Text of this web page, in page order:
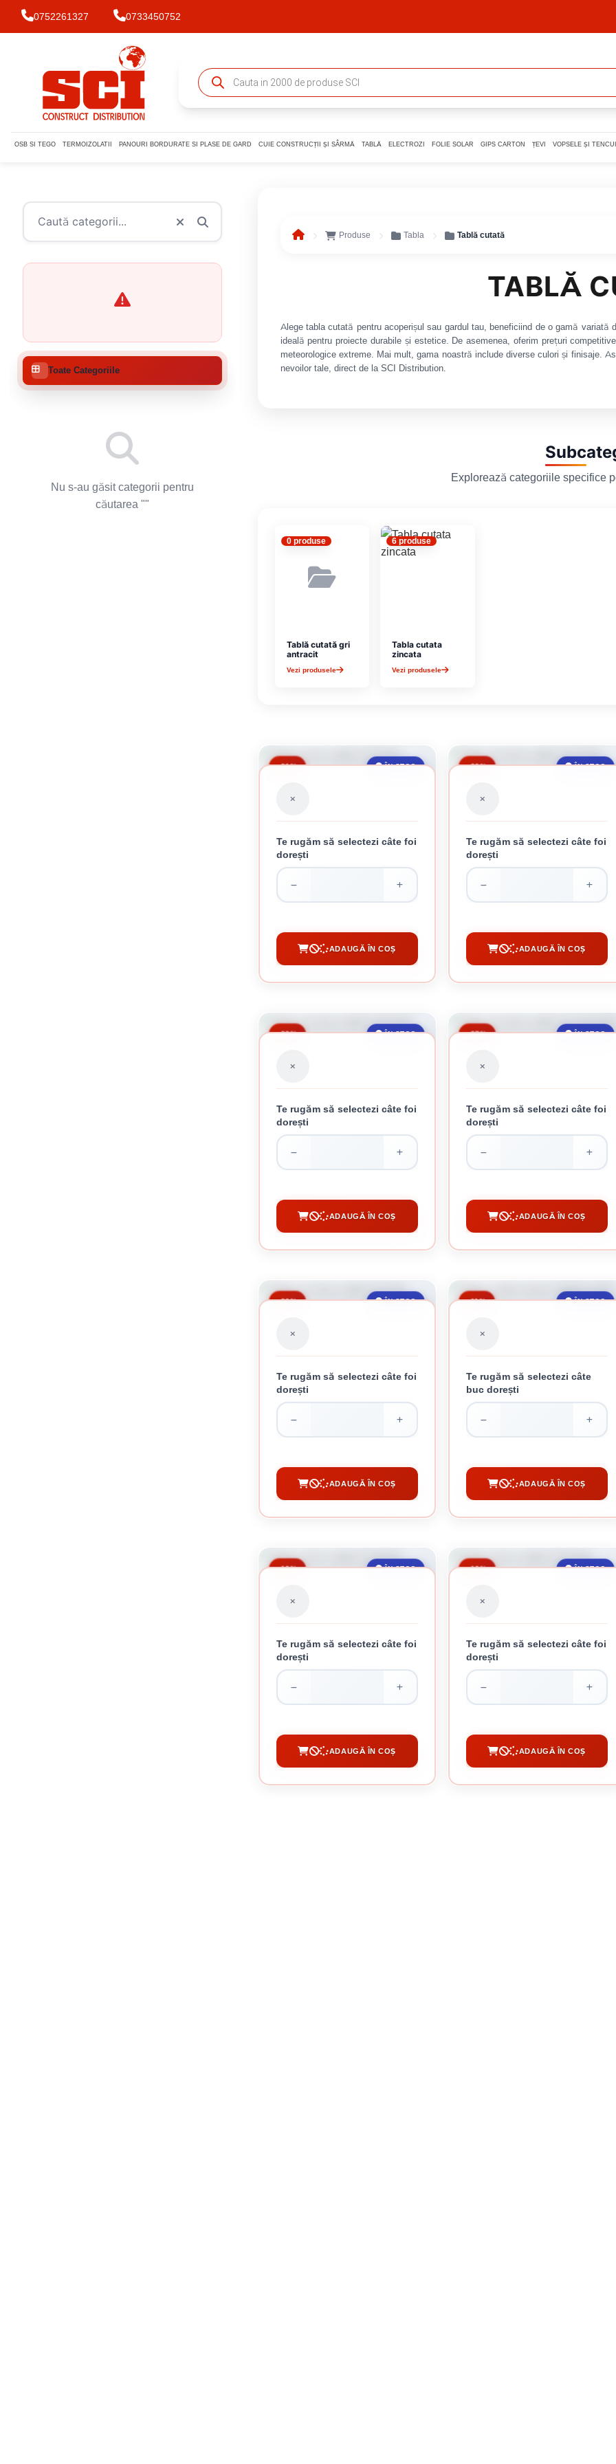
0752261327 0733450752
OSB SI TEGO TERMOIZOLATII PANOURI BORDURATE SI PLASE DE GARD CUIE CONSTRUCȚII ȘI SÂRMĂ TABLĂ ELECTROZI FOLIE SOLAR GIPS CARTON ȚEVI VOPSELE ȘI
Toate Categoriile
Nu s-au găsit categorii pentru
căutarea ""
Produse Tabla Tablă cutată
TABLĂ
Alege tabla cutată pentru acoperișul sau gardul tau, beneficiind de o gamă
ideală pentru proiecte durabile și estetice. De asemenea, oferim prețuri
meteorologice extreme. Mai mult, gama noastră include diverse culori și finisaje.
nevoilor tale, direct de la SCI Distribution.
Explorează categoriile specifice
0 produse
Tablă cutată gri
antracit
Vezi produsele
6 produse
Tabla cutata
zincata
Vezi produsele
ÎN STOC
-21%
CUMPĂRĂ
Te rugăm să selectezi câte foi
dorești
ADAUGĂ ÎN COȘ
ÎN STOC
-29%
TABLA ZINCATA CUTATA 0.15 MM
CUMPĂRĂ
Te rugăm să selectezi câte foi
dorești
ADAUGĂ ÎN COȘ
ÎN STOC
-23%
TABLA ZINCATA CUTATA 0.25 MM
CUMPĂRĂ
Te rugăm să selectezi câte foi
dorești
ADAUGĂ ÎN COȘ
ÎN STOC
-27%
TABLA ZINCATA CUTATA 0.3 MM PLUS
CUMPĂRĂ
Te rugăm să selectezi câte foi
dorești
ADAUGĂ ÎN COȘ
ÎN STOC
-20%
TABLA ZINCATA CUTATA 0.4 MM
CUMPĂRĂ
Te rugăm să selectezi câte foi
dorești
ADAUGĂ ÎN COȘ
ÎN STOC
-11%
TABLA CUTATA MARO 0.30MM 2.5M
CUMPĂRĂ
Te rugăm să selectezi câte
buc dorești
ADAUGĂ ÎN COȘ
ÎN STOC
-13%
CUMPĂRĂ
Te rugăm să selectezi câte foi
dorești
ADAUGĂ ÎN COȘ
ÎN STOC
-13%
CUMPĂRĂ
Te rugăm să selectezi câte foi
dorești
ADAUGĂ ÎN COȘ